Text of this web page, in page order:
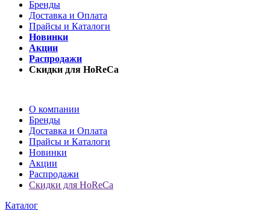
Бренды
Доставка и Оплата
Прайсы и Каталоги
Новинки
Акции
Распродажи
Скидки для HoReCa
О компании
Бренды
Доставка и Оплата
Прайсы и Каталоги
Новинки
Акции
Распродажи
Скидки для HoReCa
Каталог